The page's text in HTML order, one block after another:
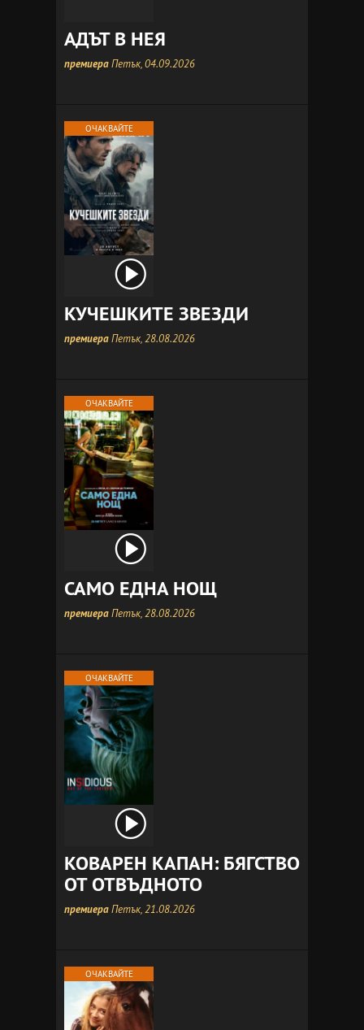
АДЪТ В НЕЯ
премиераПетък, 04.09.2026
ОЧАКВАЙТЕ
КУЧЕШКИТЕ ЗВЕЗДИ
премиераПетък, 28.08.2026
ОЧАКВАЙТЕ
САМО ЕДНА НОЩ
премиераПетък, 28.08.2026
ОЧАКВАЙТЕ
КОВАРЕН КАПАН: БЯГСТВО
ОТ ОТВЪДНОТО
премиераПетък, 21.08.2026
ОЧАКВАЙТЕ